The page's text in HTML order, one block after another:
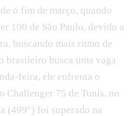
o fim de março, quando
100 de São Paulo, devido a
buscando mais ritmo de
brasileiro busca uma vaga
feira, ele enfrenta o
Challenger 75 de Tunis, no
(499°) foi superado na